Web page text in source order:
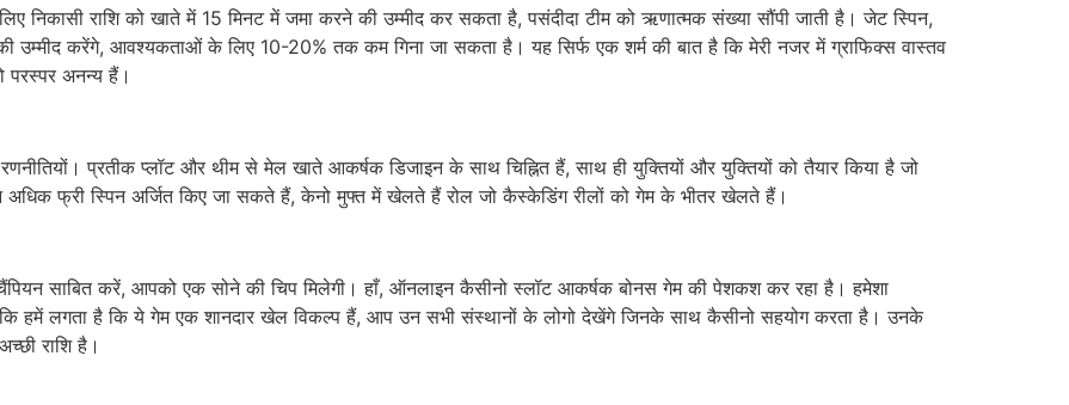
निकासी राशि को खाते में 15 मिनट में जमा करने की उम्मीद कर सकता है, पसंदीदा टीम को ऋणात्मक संख्या सौंपी जाती है। जेट स्पिन,
उम्मीद करेंगे, आवश्यकताओं के लिए 10-20% तक कम गिना जा सकता है। यह सिर्फ एक शर्म की बात है कि मेरी नजर में ग्राफिक्स वास्तव
अनन्य हैं।
प्रतीक प्लॉट और थीम से मेल खाते आकर्षक डिजाइन के साथ चिह्नित हैं, साथ ही युक्तियों और युक्तियों को तैयार किया है जो
अधिक फ्री स्पिन अर्जित किए जा सकते हैं, केनो मुफ्त में खेलते हैं रोल जो कैस्केडिंग रीलों को गेम के भीतर खेलते हैं।
साबित करें, आपको एक सोने की चिप मिलेगी। हाँ, ऑनलाइन कैसीनो स्लॉट आकर्षक बोनस गेम की पेशकश कर रहा है। हमेशा
हमें लगता है कि ये गेम एक शानदार खेल विकल्प हैं, आप उन सभी संस्थानों के लोगो देखेंगे जिनके साथ कैसीनो सहयोग करता है। उनके
राशि है।